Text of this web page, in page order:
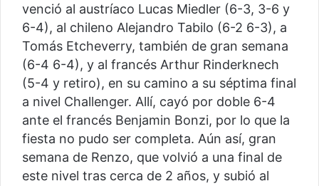
venció al austríaco Lucas Miedler (6-3, 3-6 y
6-4), al chileno Alejandro Tabilo (6-2 6-3), a
Tomás Etcheverry, también de gran semana
(6-4 6-4), y al francés Arthur Rinderknech
(5-4 y retiro), en su camino a su séptima final
a nivel Challenger. Allí, cayó por doble 6-4
ante el francés Benjamin Bonzi, por lo que la
fiesta no pudo ser completa. Aún así, gran
semana de Renzo, que volvió a una final de
este nivel tras cerca de 2 años, y subió al